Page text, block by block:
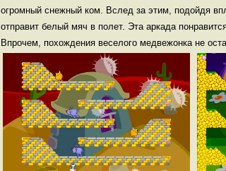
огромный снежный ком. Вслед за этим, подойдя
отправит белый мяч в полет. Эта аркада
Впрочем, похождения веселого медвежонка не